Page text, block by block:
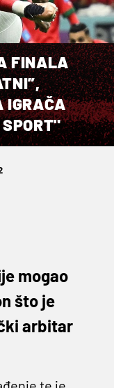
FINALA
IGRAČA
mogao
što je
arbitar